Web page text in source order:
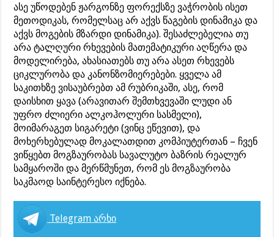
ასე უწოდებენ ჟარგონზე ფორექსზე ვაჭრობის ისეთ
მეთოდიკას, რომელსაც არ აქვს წაგების დინამიკა და
აქვს მოგების მზარდი დინამიკა). შესაძლებელია თუ
არა ტალღური რხევების მათემატიკური აღწერა და
მოდელირება, ახასიათებს თუ არა ასეთ რხევებს
ციკლურობა და კანონზომიერებები. ყველა ამ
საკითხზე ვისაუბრებთ ამ რუბრიკაში, ასე, რომ
დაისხით ყავა (არავითარ შემთხვევაში ლუდი ან
უფრო ძლიერი ალკოჰოლური სასმელი),
მოიმარაგეთ სიგარეტი (ვინც ეწევით), და
მოხერხებულად მოკალათდით კომპიუტერთან – ჩვენ
ვიწყებთ მოგზაურობას სავალუტო ბაზრის რეალურ
სამყაროში და მერწმუნეთ, რომ ეს მოგზაურობა
საკმაოდ საინტერესო იქნება.
Telegram არხი